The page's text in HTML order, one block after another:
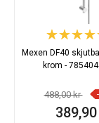
Mexen DF40
krom -
488,00 kr